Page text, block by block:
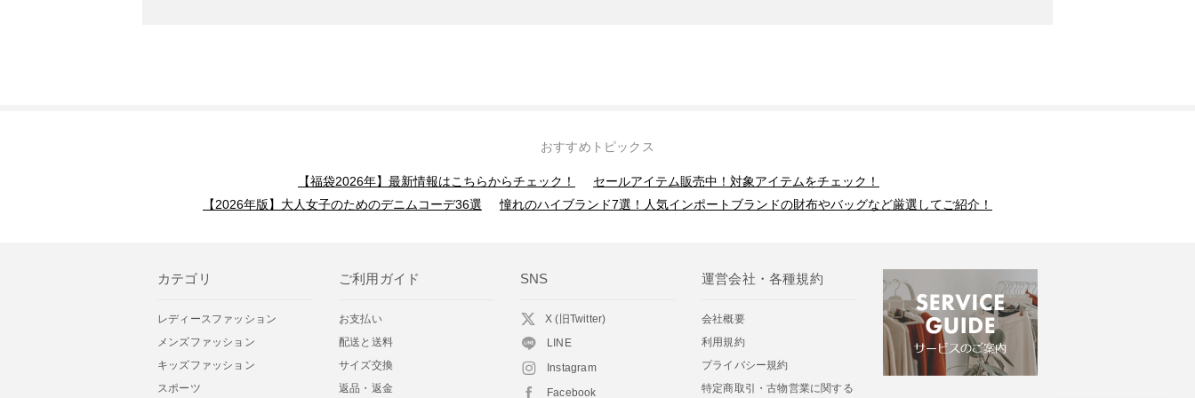
おすすめトピックス
【福袋2026年】最新情報はこちらからチェック！
セールアイテム販売中！対象アイテムをチェック！
【2026年版】大人女子のためのデニムコーデ36選
憧れのハイブランド7選！人気インポートブランドの財布やバッグなど厳選してご紹介！
カテゴリ
レディースファッション
メンズファッション
キッズファッション
スポーツ
ご利用ガイド
お支払い
配送と送料
サイズ交換
返品・返金
SNS
X (旧Twitter)
LINE
Instagram
Facebook
運営会社・各種規約
会社概要
利用規約
プライバシー規約
特定商取引・古物営業に関する